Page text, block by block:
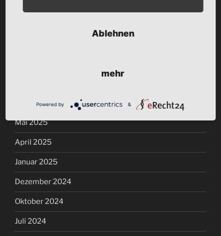
August 2025
Mai 2025
April 2025
Januar 2025
Dezember 2024
Oktober 2024
Juli 2024
Ablehnen
mehr
Powered by &